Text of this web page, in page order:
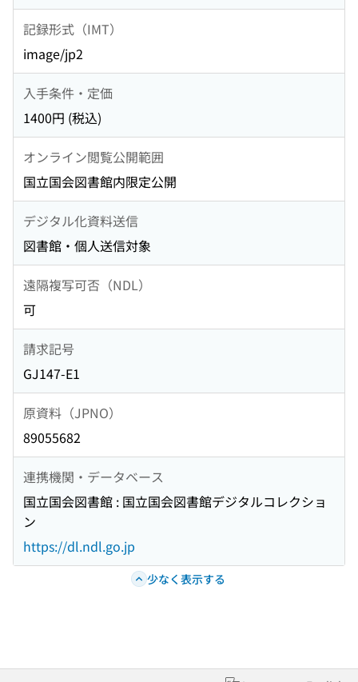
記録形式（IMT）
image/jp2
入手条件・定価
1400円 (税込)
オンライン閲覧公開範囲
国立国会図書館内限定公開
デジタル化資料送信
図書館・個人送信対象
遠隔複写可否（NDL）
可
請求記号
GJ147-E1
原資料（JPNO）
89055682
連携機関・データベース
国立国会図書館 : 国立国会図書館デジタルコレクショ
ン
https://dl.ndl.go.jp
少なく表示する